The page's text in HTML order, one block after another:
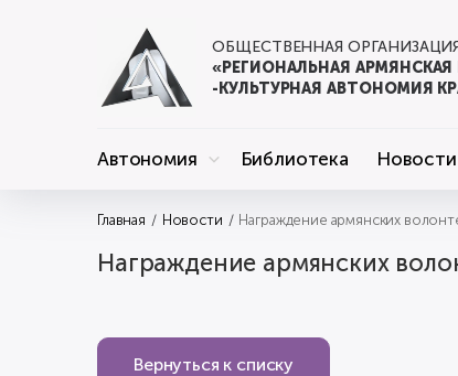
ОБЩЕСТВЕННАЯ
«РЕГИОНАЛЬНАЯ
-КУЛЬТУРНАЯ АВТОНОМИЯ
Автономия Библиотека Новости
Главная Новости Награждение армянских
Награждение армянских
Вернуться к списку